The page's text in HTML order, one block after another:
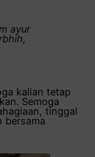
ayur
kalian tetap
Semoga
tinggal
bersama